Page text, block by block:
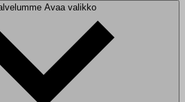
Avaa valikko